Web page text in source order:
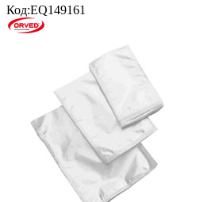
Код:EQ149161